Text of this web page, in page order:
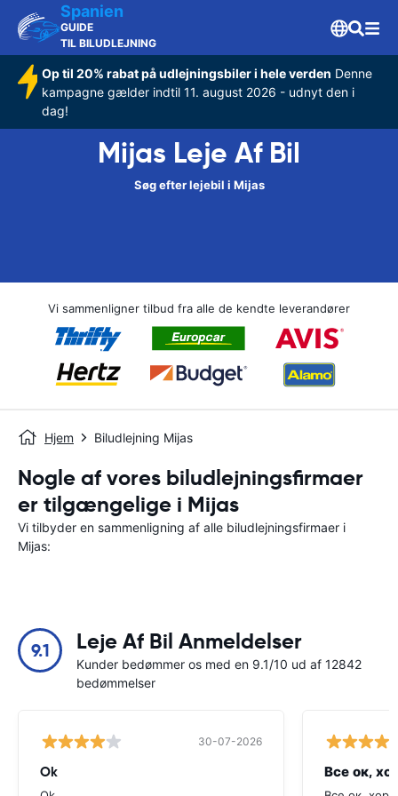
Spanien
GUIDE
TIL BILUDLEJNING
Op til 20% rabat på udlejningsbiler i hele verden Denne
kampagne gælder indtil 11. august 2026 - udnyt den i
dag!
Mijas Leje Af Bil
Søg efter lejebil i Mijas
Vi sammenligner tilbud fra alle de kendte leverandører
Hjem Biludlejning Mijas
Nogle af vores biludlejningsfirmaer
er tilgængelige i Mijas
Vi tilbyder en sammenligning af alle biludlejningsfirmaer i
Mijas:
9.1 Leje Af Bil Anmeldelser
Kunder bedømmer os med en 9.1/10 ud af 12842
bedømmelser
30-07-2026
Ok Все ок,